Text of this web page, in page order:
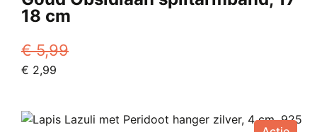
18 cm
€5,99
Oorspronkelijke
€ 5,99.
€ 2,99
€ 2,99.